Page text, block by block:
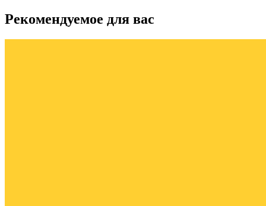
Рекомендуемое для вас